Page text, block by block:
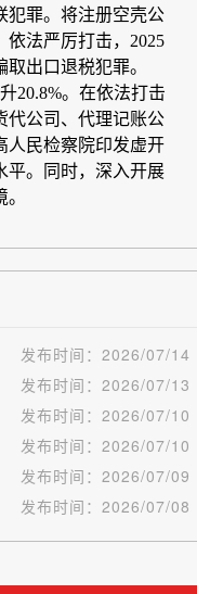
发布时间： 2026/07/14
发布时间： 2026/07/13
发布时间： 2026/07/10
发布时间： 2026/07/10
发布时间： 2026/07/09
发布时间： 2026/07/08